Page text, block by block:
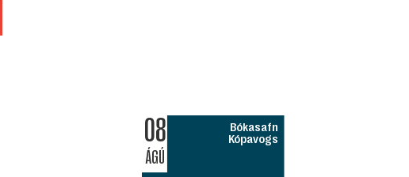
08
ÁGÚ
Bókasafn
Kópavogs